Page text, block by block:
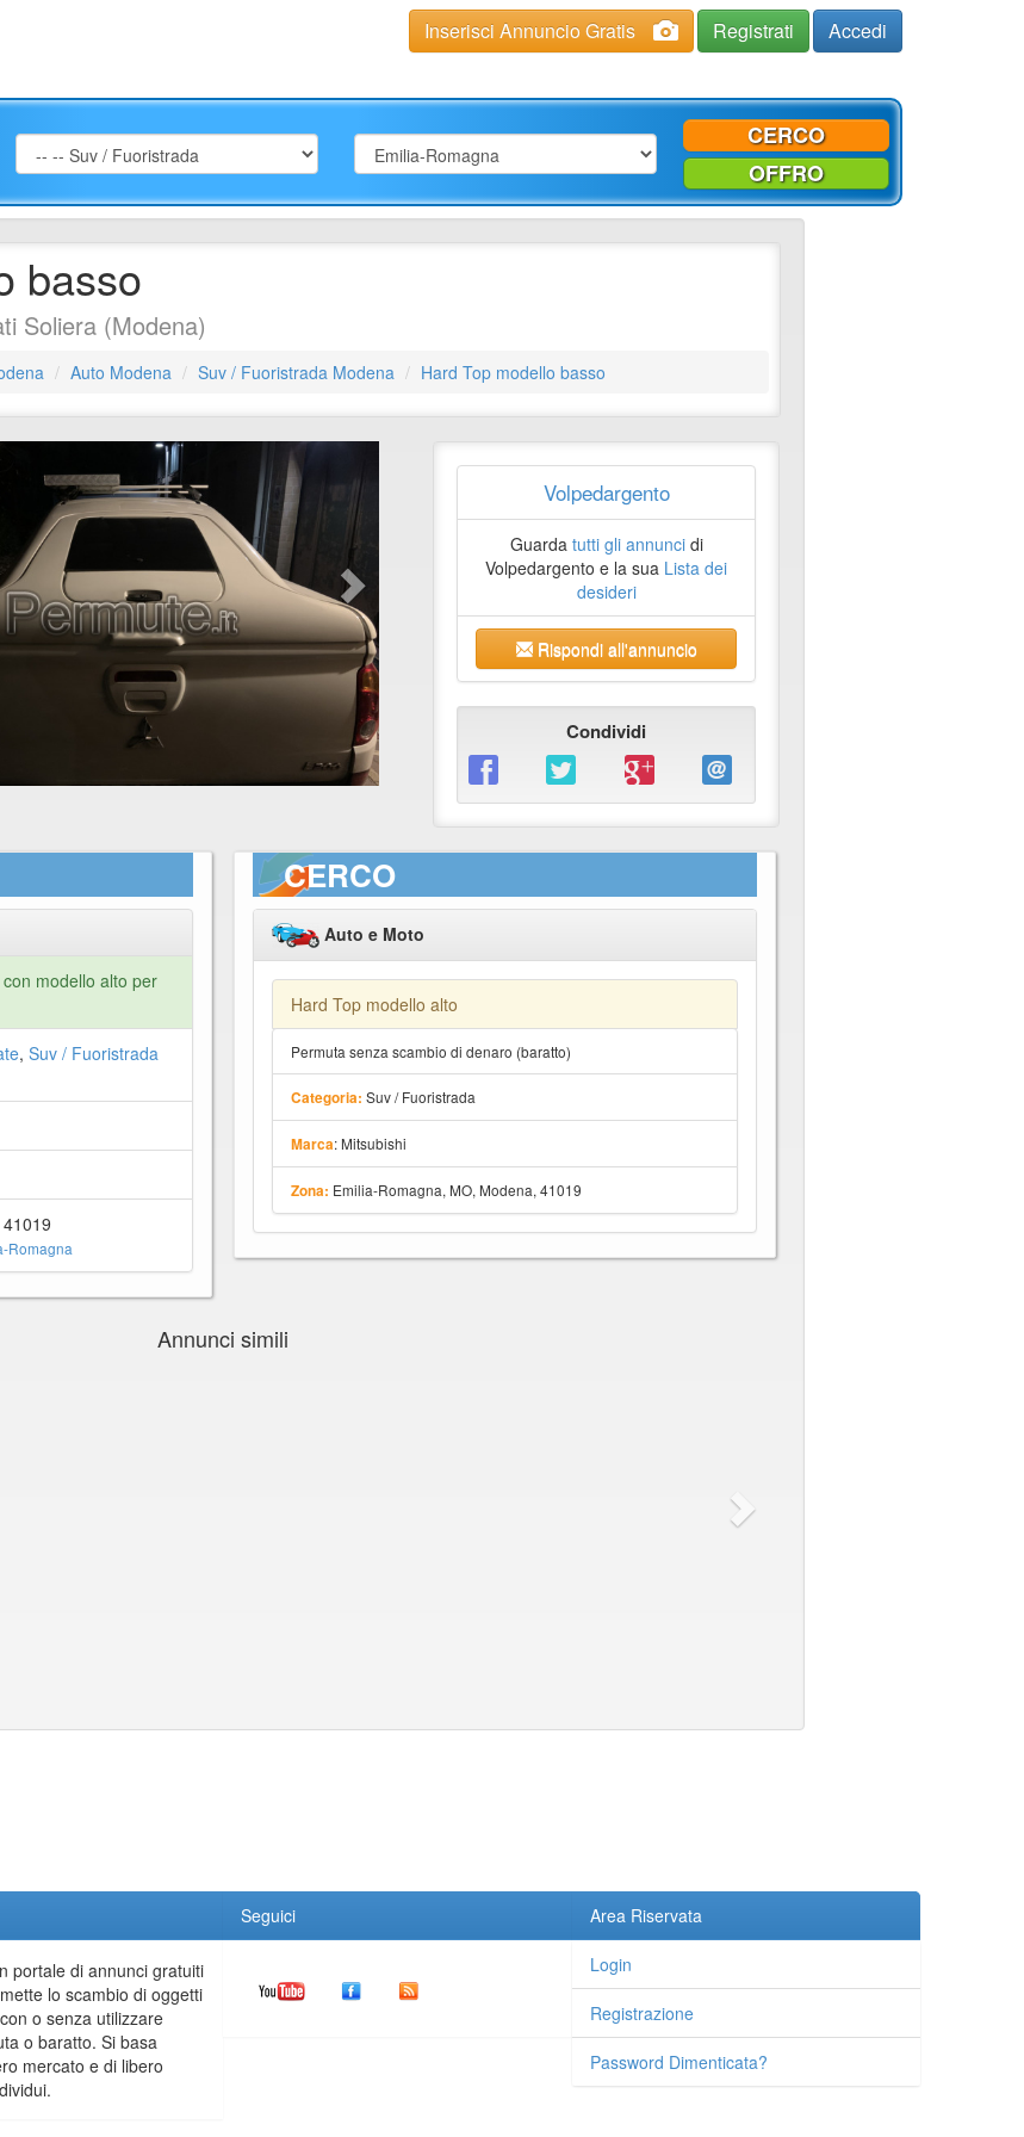
Inserisci Annuncio Gratis Registrati Accedi
CERCO
OFFRO
basso
Soliera (Modena)
Auto Modena Suv / Fuoristrada Modena Hard Top modello basso
Volpedargento
Guarda tutti gli annuncidi
Volpedargento e la sua Lista dei
desideri
Rispondi all'annuncio
Condividi
modello alto per
, Suv / Fuoristrada
Romagna
CERCO
Auto e Moto
Hard Top modello alto
Permuta senza scambio di denaro (baratto)
Categoria: Suv / Fuoristrada
Marca: Mitsubishi
Zona: Emilia-Romagna, MO, Modena, 41019
Annunci simili
portale di annunci gratuiti
lo scambio di oggetti
o senza utilizzare
o baratto. Si basa
mercato e di libero
Seguici Area Riservata
Login
Registrazione
Password Dimenticata?